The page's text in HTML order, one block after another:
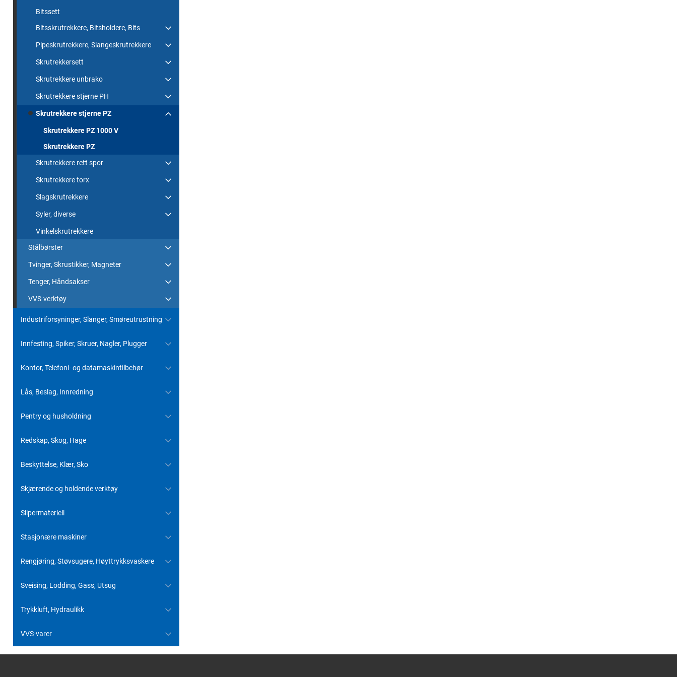
Bitssett
Bitsskrutrekkere, Bitsholdere, Bits
Pipeskrutrekkere, Slangeskrutrekkere
Skrutrekkersett
Skrutrekkere unbrako
Skrutrekkere stjerne PH
Skrutrekkere stjerne PZ
Skrutrekkere PZ 1000 V
Skrutrekkere PZ
Skrutrekkere rett spor
Skrutrekkere torx
Slagskrutrekkere
Syler, diverse
Vinkelskrutrekkere
Stålbørster
Tvinger, Skrustikker, Magneter
Tenger, Håndsakser
VVS-verktøy
Industriforsyninger, Slanger, Smøreutrustning
Innfesting, Spiker, Skruer, Nagler, Plugger
Kontor, Telefoni- og datamaskintilbehør
Lås, Beslag, Innredning
Pentry og husholdning
Redskap, Skog, Hage
Beskyttelse, Klær, Sko
Skjærende og holdende verktøy
Slipermateriell
Stasjonære maskiner
Rengjøring, Støvsugere, Høyttrykksvaskere
Sveising, Lodding, Gass, Utsug
Trykkluft, Hydraulikk
VVS-varer